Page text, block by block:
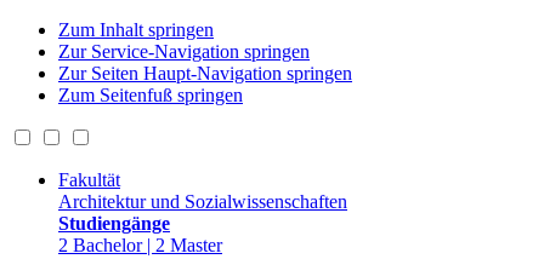
Zum Inhalt springen
Zur Service-Navigation springen
Zur Seiten Haupt-Navigation springen
Zum Seitenfuß springen
Fakultät
Architektur und Sozialwissenschaften
Studiengänge
2 Bachelor | 2 Master